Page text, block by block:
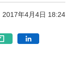
2017年4月4日 18:24